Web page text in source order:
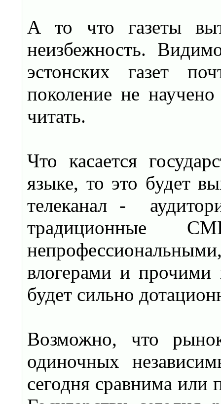
А то что газеты
неизбежность.
эстонских газет
поколение не
читать.
Что касается
языке, то это будет
телеканал -
традиционные
влогерами и прочими
будет сильно
Возможно, что
одиночных
сегодня сравнима или